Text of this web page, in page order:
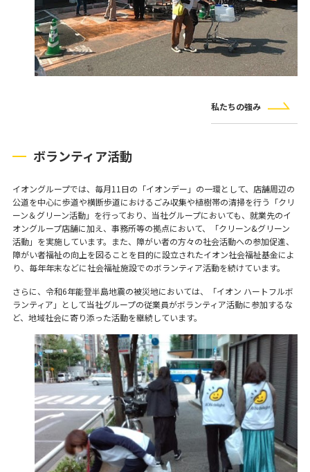
私たちの強み
ボランティア活動
イオングループでは、毎月11日の「イオンデー」の一環として、店舗周辺の
公道を中心に歩道や横断歩道におけるごみ収集や植樹帯の清掃を行う「クリ
ーン＆グリーン活動」を行っており、当社グループにおいても、就業先のイ
オングループ店舗に加え、事務所等の拠点において、「クリーン&グリーン
活動」を実施しています。また、障がい者の方々の社会活動への参加促進、
障がい者福祉の向上を図ることを目的に設立されたイオン社会福祉基金によ
り、毎年年末などに社会福祉施設でのボランティア活動を続けています。
さらに、令和6年能登半島地震の被災地においては、「イオン ハートフルボ
ランティア」として当社グループの従業員がボランティア活動に参加するな
ど、地域社会に寄り添った活動を継続しています。